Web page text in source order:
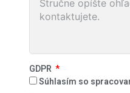
GDPR
Súhlasím so